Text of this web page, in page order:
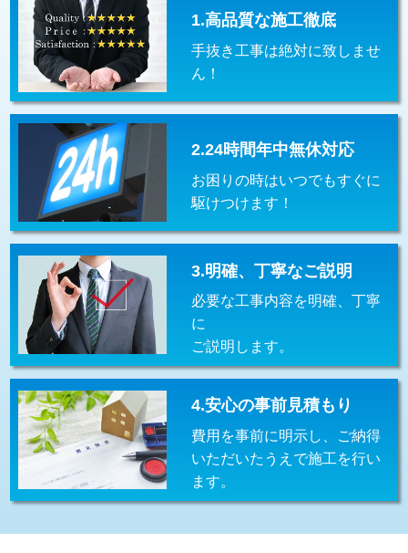
その他部品の脱着 8,800円～
交換・取付（タンク） 22,000円+材料費
交換・取付(単水栓（壁付・デッキ
式）)
13,200円+材料費
交換・取付(混合水栓（壁付・デッキ
式・ワンホール）)
16,500円+材料費
交換・取付(排水栓・排水トラップ
（P/S/ポップアップ））
22,000円+材料費
交換・取付（その他部品） 11,000円+材料費
持込商品取付（単水栓） 13,200円
持込商品取付（混合水栓） 16,500円
持込商品取付（浄水器・分岐水栓） 16,500円
給水管工事※（ホール加工) 16,500円
給水管工事※（バンド止め) 3,300円
給水管工事※（支持金具設置)
1.高品質な施工徹底
手抜き工事は絶対に致しませ
ん！
2.24時間年中無休対応
お困りの時はいつでもすぐに
駆けつけます！
3.明確、丁寧なご説明
必要な工事内容を明確、丁寧
に
ご説明します。
4.安心の事前見積もり
費用を事前に明示し、ご納得
いただいたうえで施工を行い
ます。